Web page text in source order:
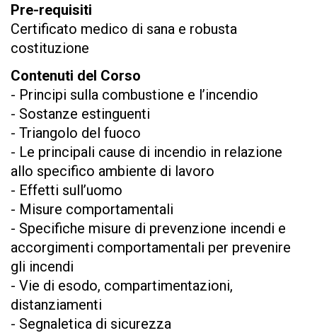
Pre-requisiti
Certificato medico di sana e robusta
costituzione
Contenuti del Corso
- Principi sulla combustione e l’incendio
- Sostanze estinguenti
- Triangolo del fuoco
- Le principali cause di incendio in relazione
allo specifico ambiente di lavoro
- Effetti sull’uomo
- Misure comportamentali
- Specifiche misure di prevenzione incendi e
accorgimenti comportamentali per prevenire
gli incendi
- Vie di esodo, compartimentazioni,
distanziamenti
- Segnaletica di sicurezza